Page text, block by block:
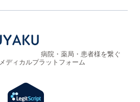
病院・薬局・患者様を繋ぐ
ディカルプラットフォーム